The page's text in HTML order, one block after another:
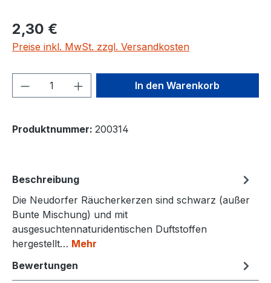
2,30 €
Preise inkl. MwSt. zzgl. Versandkosten
Produkt Anzahl: Gib denIn den Warenkorb
Produktnummer: 200314
Beschreibung
Die Neudorfer Räucherkerzen sind schwarz (außer
Bunte Mischung) und mit
ausgesuchtennaturidentischen Duftstoffen
hergestellt… Mehr
Bewertungen